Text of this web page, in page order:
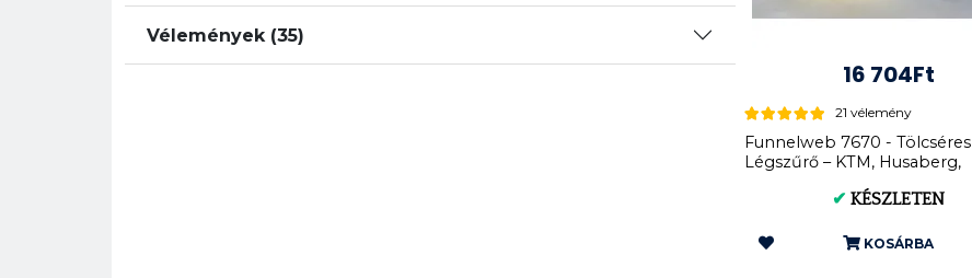
Vélemények (35)
16 704Ft
21 vélemény
Funnelweb 7670 - Tölcséres
Légszűrő – KTM, Husaberg,
✔ KÉSZLETEN
KOSÁRBA